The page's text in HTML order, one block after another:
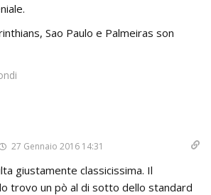
Sao Paulo e Palmeiras son
27 Gennaio 2016 14:31
giustamente classicissima. Il
trovo un pò al di sotto dello standard